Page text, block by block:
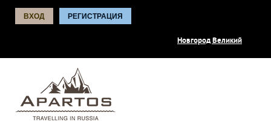
ВХОД РЕГИСТРАЦИЯ
Новгород Великий